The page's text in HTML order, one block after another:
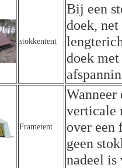
stokkentent
Bij een
doek,
doek
Frametent
verticale
over een
geen
nadeel is